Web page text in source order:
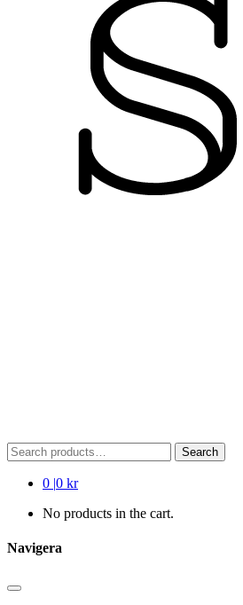
Search
for:
Search
0 |0 kr
No products in the cart.
Navigera